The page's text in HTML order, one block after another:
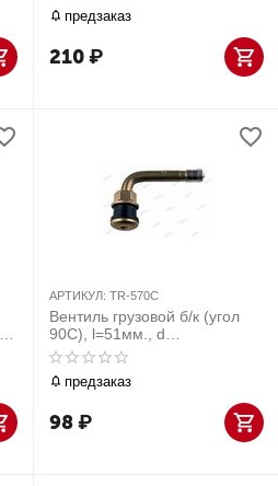
предзаказ
210₽
АРТИКУЛ: TR-570C
Вентиль грузовой б/к (угол
90С), l=51мм., d
отв.=15,7мм., 1шт.
предзаказ
98₽